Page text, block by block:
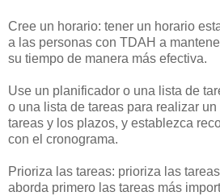
Cree un horario: tener un horario
a las personas con TDAH a
su tiempo de manera más efectiva.
Use un planificador o una lista de
o una lista de tareas para realizar
tareas y los plazos, y establezca
con el cronograma.
Prioriza las tareas: prioriza las
aborda primero las tareas más